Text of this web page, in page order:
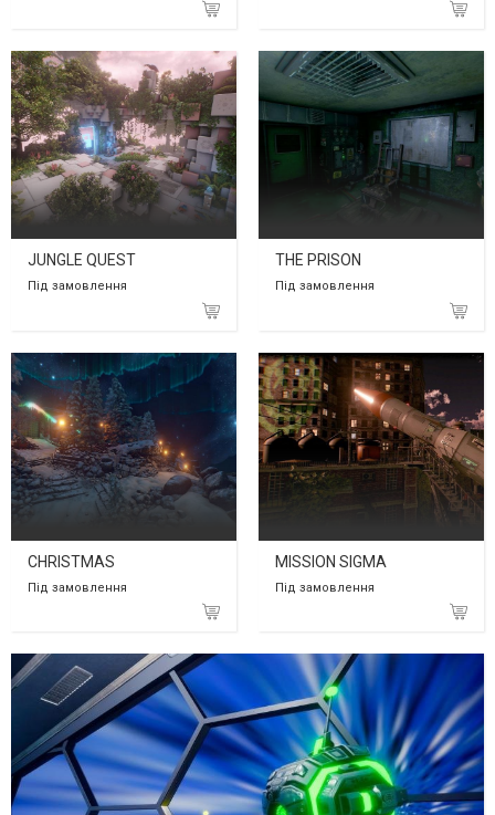
JUNGLE QUEST
Під замовлення
THE PRISON
Під замовлення
CHRISTMAS
Під замовлення
MISSION SIGMA
Під замовлення